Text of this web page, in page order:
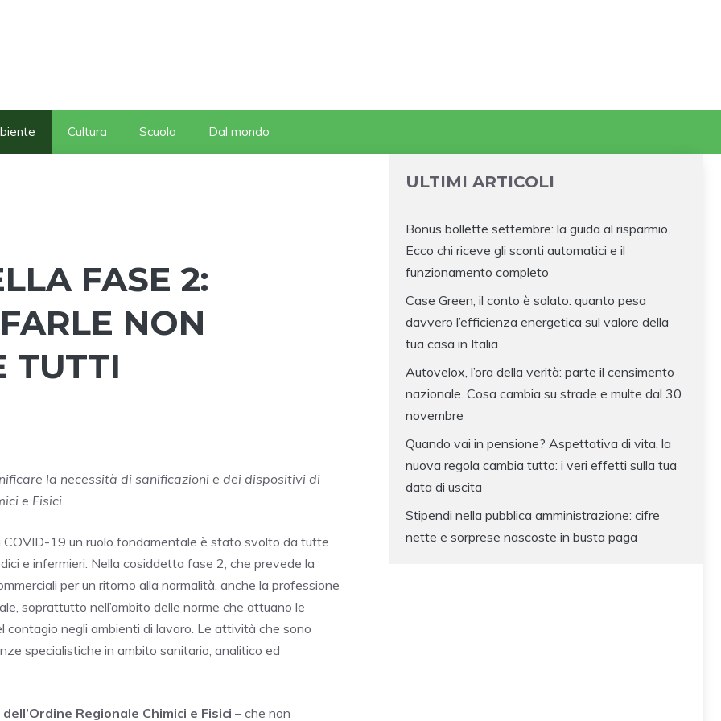
Cultura Scuola Dal mondo
FASE 2:
NON
TUTTI
la necessità di sanificazioni e dei dispositivi di
e Fisici.
COVID-19 un ruolo fondamentale è stato svolto da tutte
e infermieri. Nella cosiddetta fase 2, che prevede la
per un ritorno alla normalità, anche la professione
soprattutto nell’ambito delle norme che attuano le
negli ambienti di lavoro. Le attività che sono
specialistiche in ambito sanitario, analitico ed
Regionale Chimici e Fisici – che non
ULTIMI ARTICOLI
Bonus bollette settembre: la guida al risparmio.
Ecco chi riceve gli sconti automatici e il
funzionamento completo
Case Green, il conto è salato: quanto pesa
davvero l’efficienza energetica sul valore della
tua casa in Italia
Autovelox, l’ora della verità: parte il censimento
nazionale. Cosa cambia su strade e multe dal 30
novembre
Quando vai in pensione? Aspettativa di vita, la
nuova regola cambia tutto: i veri effetti sulla tua
data di uscita
Stipendi nella pubblica amministrazione: cifre
nette e sorprese nascoste in busta paga